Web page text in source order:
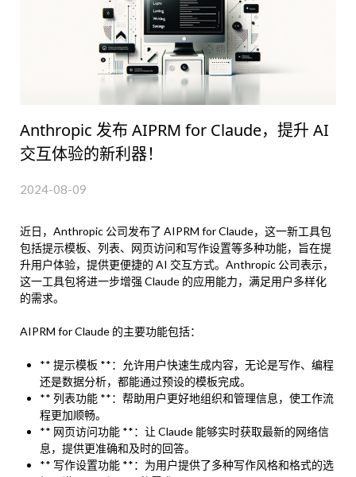
Anthropic 发布 AIPRM for Claude，提升 AI
交互体验的新利器！
2024-08-09
近日，Anthropic 公司发布了 AIPRM for Claude，这一新工具包
包括提示模板、列表、网页访问和写作设置等多种功能，旨在提
升用户体验，提供更便捷的 AI 交互方式。Anthropic 公司表示，
这一工具包将进一步增强 Claude 的应用能力，满足用户多样化
的需求。
AIPRM for Claude 的主要功能包括：
** 提示模板 **：允许用户快速生成内容，无论是写作、编程
还是数据分析，都能通过预设的模板完成。
** 列表功能 **：帮助用户更好地组织和管理信息，使工作流
程更加顺畅。
** 网页访问功能 **：让 Claude 能够实时获取最新的网络信
息，提供更准确和及时的回答。
** 写作设置功能 **：为用户提供了多种写作风格和格式的选